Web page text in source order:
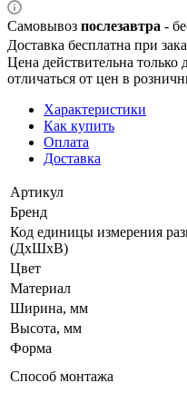
Самовывоз послезавтра -
Доставка бесплатна при
Цена действительна только
отличаться от цен в
Характеристики
Как купить
Оплата
Доставка
Артикул
Бренд
Код единицы измерения
(ДхШхВ)
Цвет
Материал
Ширина, мм
Высота, мм
Форма
Способ монтажа